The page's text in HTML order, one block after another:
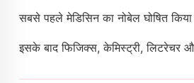
सबसे पहले मेडिसिन का नोबेल घोषित किया
इसके बाद फिजिक्स, केमिस्ट्री, लिटरेचर